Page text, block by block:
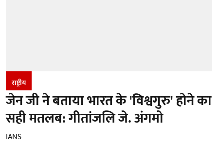
राष्ट्रीय
जेन जी ने बताया भारत के 'विश्वगुरु' होने का
सही मतलब: गीतांजलि जे. अंगमो
IANS